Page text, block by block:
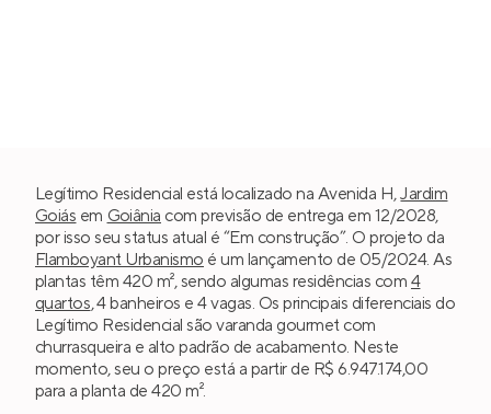
Legítimo Residencial está localizado na Avenida H,Jardim
Goiás em Goiânia com previsão de entrega em 12/2028,
por isso seu status atual é “Em construção”. O projeto da
Flamboyant Urbanismo é um lançamento de 05/2024. As
plantas têm 420 m², sendo algumas residências com 4
quartos, 4 banheiros e 4 vagas. Os principais diferenciais do
Legítimo Residencial são varanda gourmet com
churrasqueira e alto padrão de acabamento. Neste
momento, seu o preço está a partir de R$ 6.947.174,00
para a planta de 420 m².